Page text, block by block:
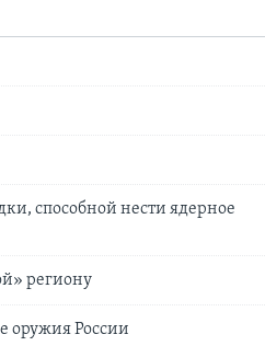
способной нести ядерное
региону
оружия России